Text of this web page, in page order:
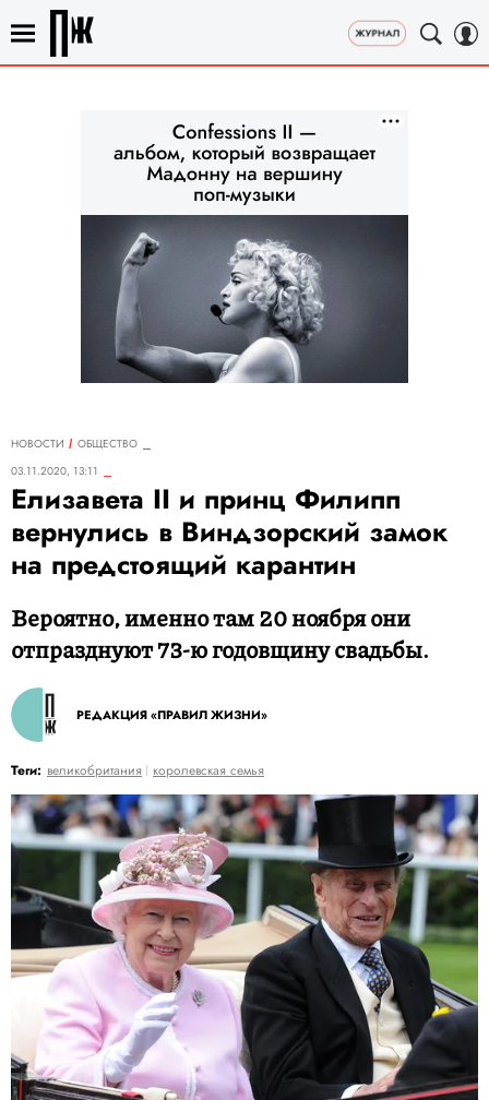
НОВОСТИ
ОБЩЕСТВО
03.11.2020, 13:11
Елизавета II и принц Филипп
вернулись в Виндзорский замок
на предстоящий карантин
Вероятно, именно там 20 ноября они
отпразднуют 73-ю годовщину свадьбы.
РЕДАКЦИЯ «ПРАВИЛ ЖИЗНИ»
Теги: великобритания королевская семья